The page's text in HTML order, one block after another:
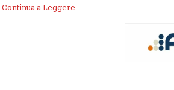
Continua a Leggere